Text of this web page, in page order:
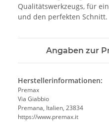
Qualitätswerkzeugs, für
und den perfekten Schnitt.
Angaben zur
Herstellerinformationen:
Premax
Via Giabbio
Premana, Italien, 23834
https://www.premax.it